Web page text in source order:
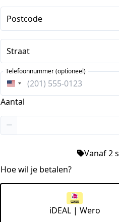
Postcode
Straat
Verenigde
Staten
Telefoonnummer (optioneel)
Aantal
Vanaf 2
Hoe wil je betalen?
iDEAL | Wero